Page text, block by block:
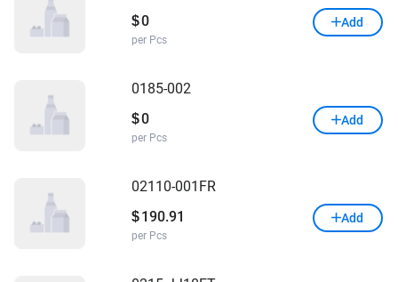
$0
per Pcs
Add
0185-002
$0
per Pcs
Add
02110-001FR
$ 190.91
per Pcs
Add